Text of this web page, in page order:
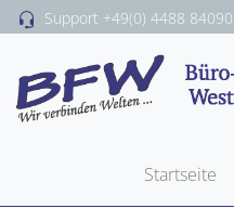
Support +49(0) 4488 84090
Startseite